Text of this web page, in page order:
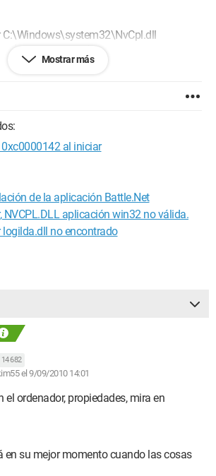
C:\Windows\system32\NvCpl.dll
no se encuentra.
XP / Safari 533.17.8
Mostrar más
al iniciar
de la aplicación Battle.Net
NVCPL.DLL aplicación win32 no válida.
no encontrado
14 682
el 9/09/2010 14:01
el ordenador, propiedades, mira en
en su mejor momento cuando las cosas